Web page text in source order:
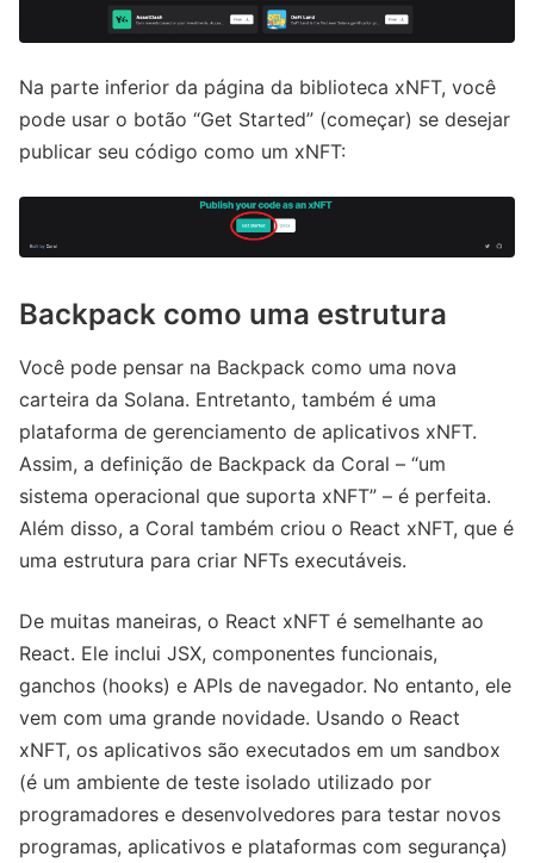
Na parte inferior da página da biblioteca xNFT, você
pode usar o botão “Get Started” (começar) se desejar
publicar seu código como um xNFT:
Backpack como uma estrutura
Você pode pensar na Backpack como uma nova
carteira da Solana. Entretanto, também é uma
plataforma de gerenciamento de aplicativos xNFT.
Assim, a definição de Backpack da Coral – “um
sistema operacional que suporta xNFT” – é perfeita.
Além disso, a Coral também criou o React xNFT, que é
uma estrutura para criar NFTs executáveis.
De muitas maneiras, o React xNFT é semelhante ao
React. Ele inclui JSX, componentes funcionais,
ganchos (hooks) e APIs de navegador. No entanto, ele
vem com uma grande novidade. Usando o React
xNFT, os aplicativos são executados em um sandbox
(é um ambiente de teste isolado utilizado por
programadores e desenvolvedores para testar novos
programas, aplicativos e plataformas com segurança)